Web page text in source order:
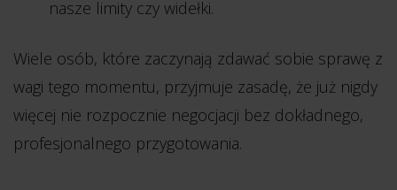
nasze limity czy widełki.
Wiele osób, które zaczynają zdawać sobie sprawę z
wagi tego momentu, przyjmuje zasadę, że już nigdy
więcej nie rozpocznie negocjacji bez dokładnego,
profesjonalnego przygotowania.